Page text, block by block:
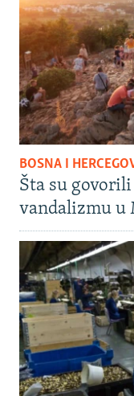
BOSNA I
Šta su
vandalizmu u